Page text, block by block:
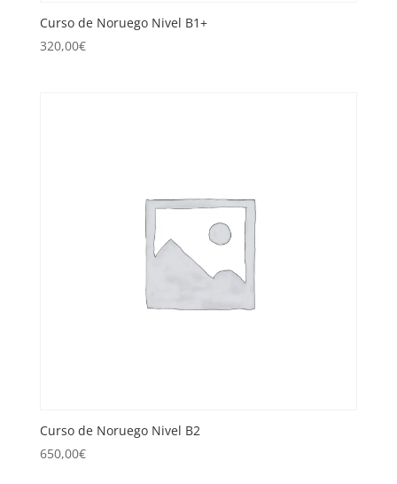
Curso de Noruego Nivel B1+
320,00€
Curso de Noruego Nivel B2
650,00€